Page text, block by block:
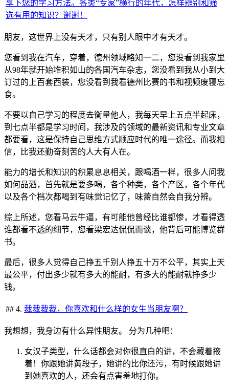
享下您的学习方法。各类“专家”横行的年代，怎样辨别和筛
选有用的知识？谢谢！
朋友，这世界上没有天才，只有别人眼中才有天才。
您看到我在汽车，穿着，德州领域略知一二，您没看到我家里
从98年就开始堆积如山的各国汽车杂志，您没看到我从小到大
订过的上百套西装，您没看到我看德州比赛的书和视频废寝忘
食。
不要以自己学习的程度去衡量他人，我每天早上五点半起床，
到七点半都是学习时间，我涉及的领域的最新资讯和专业文章
都要看，这是保持自己思维方式顺应时代的唯一途径。而我相
信，比我还勤奋刻苦的人大有人在。
能力的增长和知识的积累息息相关，跟喝酒一样，很多人问我
如何品酒，首先就是要多喝，各个种类，各个产区，各个年代
以及各个档次都喝到有味觉记忆了，味蕾自然会自我分辨。
综上所述，您看马云牛逼，有可能他曾经比谁都惨，才看得透
谁都看不透的细节，您看梁宏达侃侃而谈，他背后可能博览群
书。
最后，很多人觉得自己挣五千别人挣五十万不公平，其实上天
最公平，付出多少就有多大的能耐，有多大的能耐就挣多少
钱。
## 4. 裁裁裁裁，你喜欢和什么样的女生当朋友啊？
我想想，我身边有什么异性朋友。 分为几种吧：
女汉子类型，什么话都会对你很直白的讲，不会藏着掖
着！你跟她讲黄段子，她讲的比你还污，有时候跟她讲
到她喜欢的人，还会有点害羞地打你。